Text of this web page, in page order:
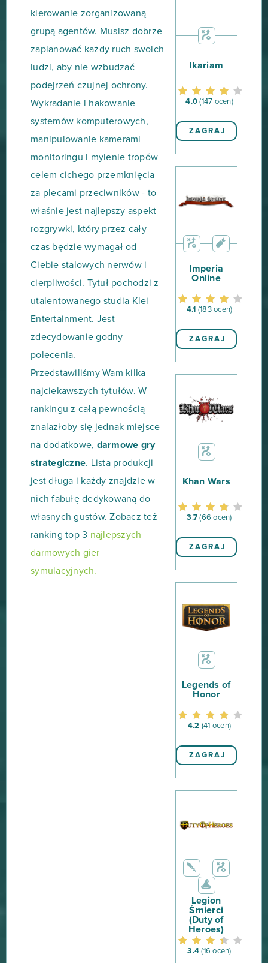
kierowanie zorganizowaną
grupą agentów. Musisz dobrze
zaplanować każdy ruch swoich
ludzi, aby nie wzbudzać
podejrzeń czujnej ochrony.
Wykradanie i hakowanie
systemów komputerowych,
manipulowanie kamerami
monitoringu i mylenie tropów
celem cichego przemknięcia
za plecami przeciwników - to
właśnie jest najlepszy aspekt
rozgrywki, który przez cały
czas będzie wymagał od
Ciebie stalowych nerwów i
cierpliwości. Tytuł pochodzi z
utalentowanego studia Klei
Entertainment. Jest
zdecydowanie godny
polecenia.
Przedstawiliśmy Wam kilka
najciekawszych tytułów. W
rankingu z całą pewnością
znalazłoby się jednak miejsce
na dodatkowe, darmowe gry
strategiczne. Lista produkcji
jest długa i każdy znajdzie w
nich fabułę dedykowaną do
własnych gustów. Zobacz też
ranking top 3 najlepszych
darmowych gier
symulacyjnych.
Ikariam
4.0 (147 ocen)
ZAGRAJ
Imperia
Online
4.1 (183 ocen)
ZAGRAJ
Khan Wars
3.7 (66 ocen)
ZAGRAJ
Legends of
Honor
4.2 (41 ocen)
ZAGRAJ
Legion
Śmierci
(Duty of
Heroes)
3.4 (16 ocen)